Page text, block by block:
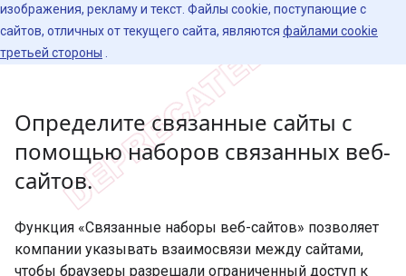
изображения, рекламу и текст. Файлы cookie, поступающие с
сайтов, отличных от текущего сайта, являются файлами cookie
третьей стороны
Определите связанные сайты с
помощью наборов связанных веб-
сайтов.
Функция «Связанные наборы веб-сайтов» позволяет
компании указывать взаимосвязи между сайтами,
чтобы браузеры разрешали ограниченный доступ к